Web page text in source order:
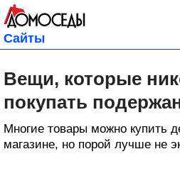
Сайты
Вещи, которые
покупать
Многие товары можно купить
магазине, но порой лучше не